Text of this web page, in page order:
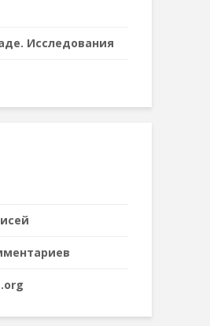
Исследования